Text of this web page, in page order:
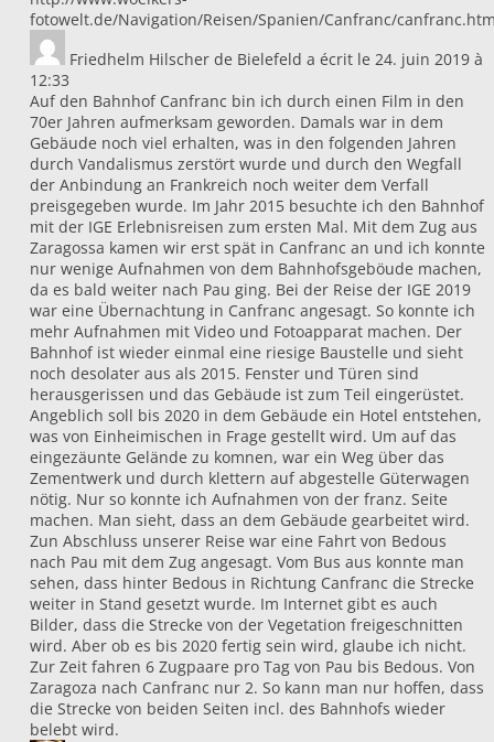
fotowelt.de/Navigation/Reisen/Spanien/Canfranc/
Friedhelm Hilscher de Bielefeld a écrit le 24. juin 2019 à
12:33
Auf den Bahnhof Canfranc bin ich durch einen Film in den
70er Jahren aufmerksam geworden. Damals war in dem
Gebäude noch viel erhalten, was in den folgenden Jahren
durch Vandalismus zerstört wurde und durch den Wegfall
der Anbindung an Frankreich noch weiter dem Verfall
preisgegeben wurde. Im Jahr 2015 besuchte ich den Bahnhof
mit der IGE Erlebnisreisen zum ersten Mal. Mit dem Zug aus
Zaragossa kamen wir erst spät in Canfranc an und ich konnte
nur wenige Aufnahmen von dem Bahnhofsgeböude machen,
da es bald weiter nach Pau ging. Bei der Reise der IGE 2019
war eine Übernachtung in Canfranc angesagt. So konnte ich
mehr Aufnahmen mit Video und Fotoapparat machen. Der
Bahnhof ist wieder einmal eine riesige Baustelle und sieht
noch desolater aus als 2015. Fenster und Türen sind
herausgerissen und das Gebäude ist zum Teil eingerüstet.
Angeblich soll bis 2020 in dem Gebäude ein Hotel entstehen,
was von Einheimischen in Frage gestellt wird. Um auf das
eingezäunte Gelände zu komnen, war ein Weg über das
Zementwerk und durch klettern auf abgestelle Güterwagen
nötig. Nur so konnte ich Aufnahmen von der franz. Seite
machen. Man sieht, dass an dem Gebäude gearbeitet wird.
Zun Abschluss unserer Reise war eine Fahrt von Bedous
nach Pau mit dem Zug angesagt. Vom Bus aus konnte man
sehen, dass hinter Bedous in Richtung Canfranc die Strecke
weiter in Stand gesetzt wurde. Im Internet gibt es auch
Bilder, dass die Strecke von der Vegetation freigeschnitten
wird. Aber ob es bis 2020 fertig sein wird, glaube ich nicht.
Zur Zeit fahren 6 Zugpaare pro Tag von Pau bis Bedous. Von
Zaragoza nach Canfranc nur 2. So kann man nur hoffen, dass
die Strecke von beiden Seiten incl. des Bahnhofs wieder
belebt wird.